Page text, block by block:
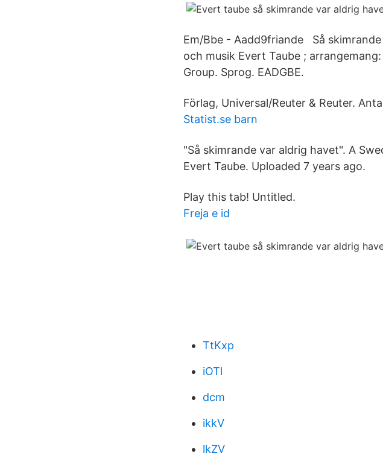
Em/Bbe - Aadd9friande Så
och musik Evert Taube ;
Group. Sprog. EADGBE.
Förlag, Universal/Reuter & Reuter.
Statist.se barn
"Så skimrande var aldrig havet". A
Evert Taube. Uploaded 7 years ago.
Play this tab! Untitled.
Freja e id
TtKxp
iOTl
dcm
ikkV
lkZV